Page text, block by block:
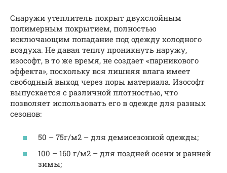
Снаружи утеплитель покрыт двухслойным
полимерным покрытием, полностью
исключающим попадание под одежду холодного
воздуха. Не давая теплу проникнуть наружу,
изософт, в то же время, не создает «парникового
эффекта», поскольку вся лишняя влага имеет
свободный выход через поры материала. Изософт
выпускается с различной плотностью, что
позволяет использовать его в одежде для разных
сезонов:
50 – 75г/м2 – для демисезонной одежды;
100 – 160 г/м2 – для поздней осени и ранней
зимы;